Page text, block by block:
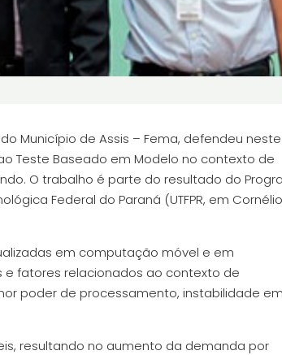
Município de Assis – Fema, defendeu neste
Teste Baseado em Modelo no contexto de
O trabalho é parte do resultado do
Federal do Paraná (UTFPR, em Cornélio
em computação móvel e em
fatores relacionados ao contexto de
poder de processamento, instabilidade em
resultando no aumento da demanda por